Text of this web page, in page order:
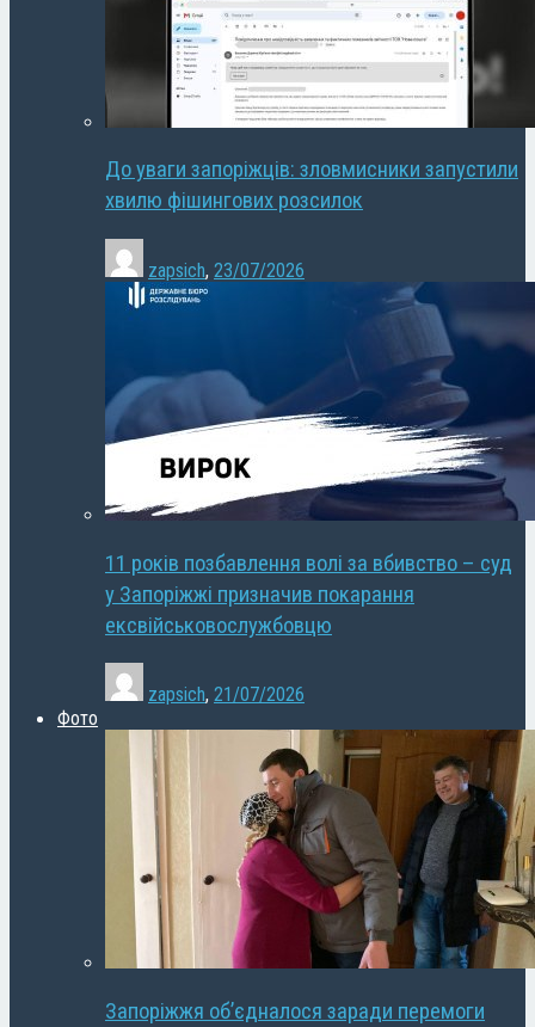
До уваги запоріжців: зловмисники запустили
хвилю фішингових розсилок
zapsich, 23/07/2026
11 років позбавлення волі за вбивство – суд
у Запоріжжі призначив покарання
ексвійськовослужбовцю
zapsich, 21/07/2026
Фото
Запоріжжя об’єдналося заради перемоги